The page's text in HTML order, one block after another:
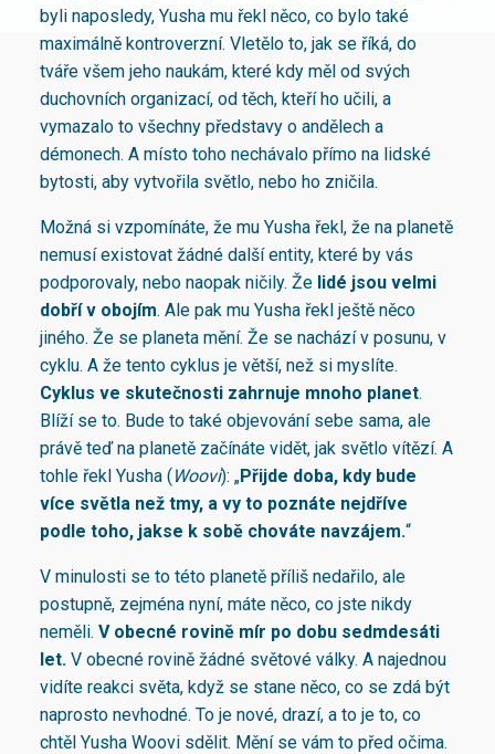
byli naposledy, Yusha mu řekl něco, co bylo také
maximálně kontroverzní. Vletělo to, jak se říká, do
tváře všem jeho naukám, které kdy měl od svých
duchovních organizací, od těch, kteří ho učili, a
vymazalo to všechny představy o andělech a
démonech. A místo toho nechávalo přímo na lidské
bytosti, aby vytvořila světlo, nebo ho zničila.
Možná si vzpomínáte, že mu Yusha řekl, že na planetě
nemusí existovat žádné další entity, které by vás
podporovaly, nebo naopak ničily. Že lidé jsou velmi
dobří v obojím. Ale pak mu Yusha řekl ještě něco
jiného. Že se planeta mění. Že se nachází v posunu, v
cyklu. A že tento cyklus je větší, než si myslíte.
Cyklus ve skutečnosti zahrnuje mnoho planet.
Blíží se to. Bude to také objevování sebe sama, ale
právě teď na planetě začínáte vidět, jak světlo vítězí. A
tohle řekl Yusha (Woovi): „Přijde doba, kdy bude
více světla než tmy, a vy to poznáte nejdříve
podle toho, jakse k sobě chováte navzájem.“
V minulosti se to této planetě příliš nedařilo, ale
postupně, zejména nyní, máte něco, co jste nikdy
neměli. V obecné rovině mír po dobu sedmdesáti
let. V obecné rovině žádné světové války. A najednou
vidíte reakci světa, když se stane něco, co se zdá být
naprosto nevhodné. To je nové, drazí, a to je to, co
chtěl Yusha Woovi sdělit. Mění se vám to před očima.